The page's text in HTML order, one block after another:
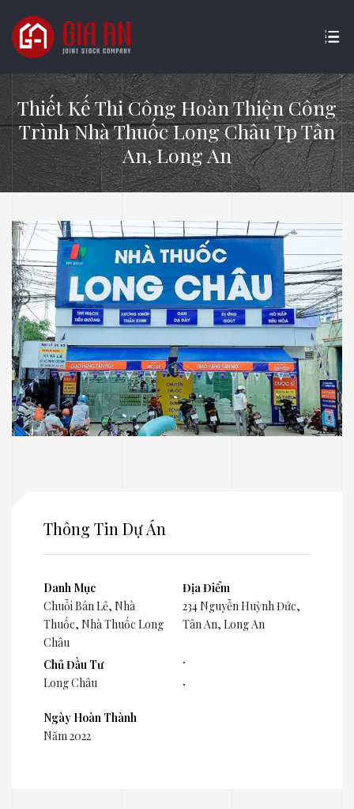
Thiết Kế Thi Công Hoàn Thiện Công
Trình Nhà Thuốc Long Châu Tp Tân
An, Long An
Thông Tin Dự Án
Danh Mục
Chuỗi Bán Lẻ, Nhà
Thuốc, Nhà Thuốc Long
Châu
Chủ Đầu Tư
Long Châu
Ngày Hoàn Thành
Năm 2022
Địa Điểm
234 Nguyễn Huỳnh Đức,
Tân An, Long An
.
.